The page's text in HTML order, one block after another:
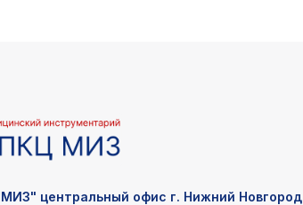
центральный офис г. Нижний Новгород